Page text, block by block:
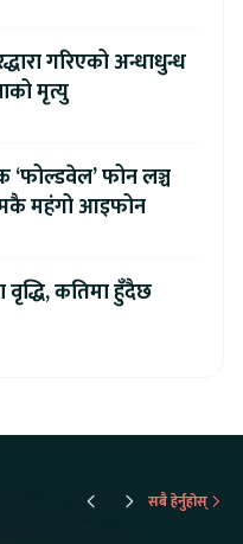
गरिएको अन्धाधुन्ध
गोली प्रहारमा ७ जनाको मृत्यु
फोन लञ्च
महंगो आइफोन
कतिमा हुँदैछ
सबै हेर्नुहोस्